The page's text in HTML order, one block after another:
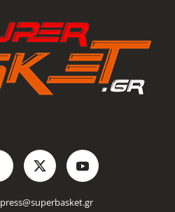
press@superbasket.gr